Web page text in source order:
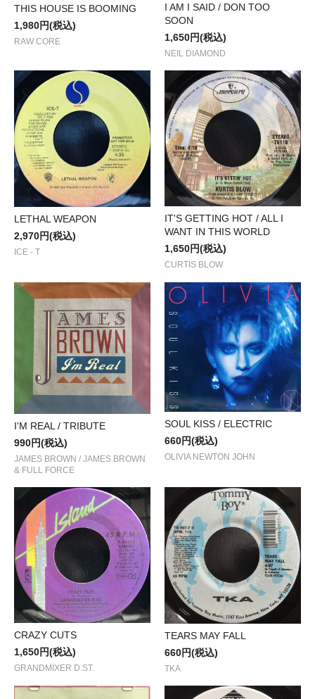
THIS HOUSE IS BOOMING
1,980円(税込)
RAW CORE
I AM I SAID / DON TOO
SOON
1,650円(税込)
NEIL DIAMOND
LETHAL WEAPON
2,970円(税込)
ICE - T
IT'S GETTING HOT / ALL I
WANT IN THIS WORLD
1,650円(税込)
CURTIS BLOW
I'M REAL / TRIBUTE
990円(税込)
JAMES BROWN / JAMES BROWN
& FULL FORCE
SOUL KISS / ELECTRIC
660円(税込)
OLIVIA NEWTON JOHN
CRAZY CUTS
1,650円(税込)
GRANDMIXER D.ST.
TEARS MAY FALL
660円(税込)
TKA